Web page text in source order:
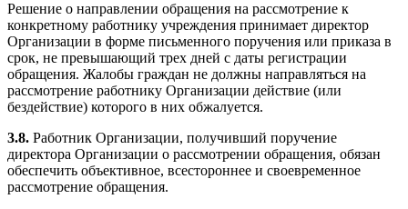
Решение о направлении обращения на рассмотрение к
конкретному работнику учреждения принимает директор
Организации в форме письменного поручения или приказа в
срок, не превышающий трех дней с даты регистрации
обращения. Жалобы граждан не должны направляться на
рассмотрение работнику Организации действие (или
бездействие) которого в них обжалуется.
3.8. Работник Организации, получивший поручение
директора Организации о рассмотрении обращения, обязан
обеспечить объективное, всестороннее и своевременное
рассмотрение обращения.